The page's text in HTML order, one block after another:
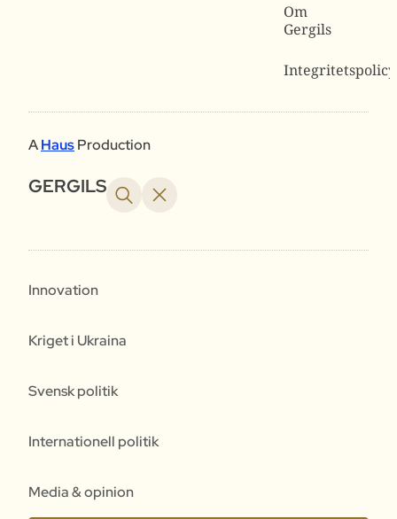
Om
Gergils
Integritetspolicy
AHausProduction
GERGILS
Innovation
Kriget i Ukraina
Svensk politik
Internationell politik
Media & opinion